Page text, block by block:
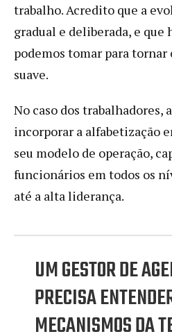
trabalho. Acredito que a
gradual e deliberada, e que
podemos tomar para tornar
suave.
No caso dos trabalhadores,
incorporar a alfabetização
seu modelo de operação,
funcionários em todos os
até a alta liderança.
UM GESTOR DE
PRECISA
MECANISMOS DA